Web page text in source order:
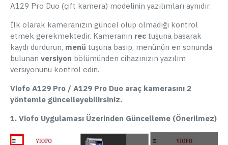
A129 Pro Duo (çift kamera) modelinin yazılımları aynıdır.
İlk olarak kameranızın güncel olup olmadığı kontrol
etmek gerekmektedir. Kameranın rec tuşuna basarak
kaydı durdurun, menü tuşuna basıp, menünün en sonunda
bulunan versiyon bölümünden cihazınızın yazılım
versiyonunu kontrol edin.
Viofo A129 Pro / A129 Pro Duo araç kamerasını 2
yöntemle güncelleyebilirsiniz.
1. Viofo Uygulaması Üzerinden Güncelleme (Önerilmez)